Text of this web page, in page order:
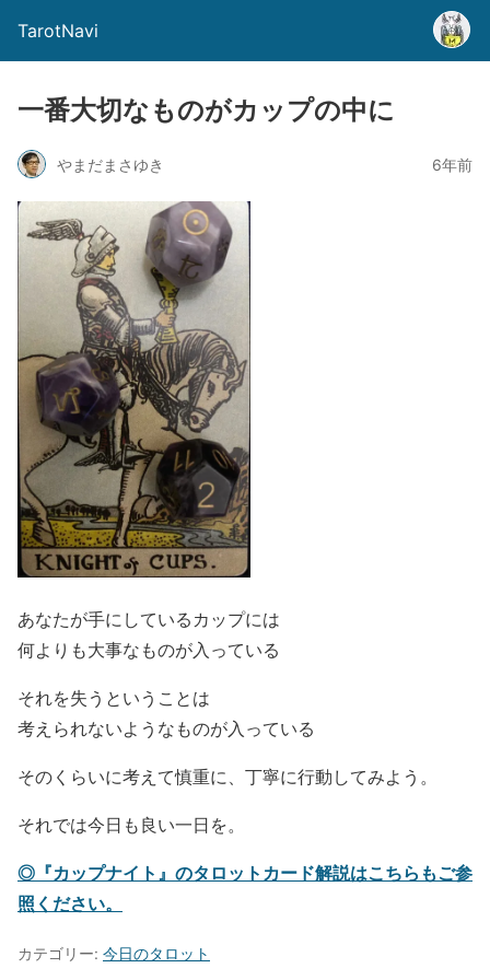
TarotNavi
一番大切なものがカップの中に
やまだまさゆき 6年前
あなたが手にしているカップには
何よりも大事なものが入っている
それを失うということは
考えられないようなものが入っている
そのくらいに考えて慎重に、丁寧に行動してみよう。
それでは今日も良い一日を。
◎『カップナイト』のタロットカード解説はこちらもご参
照ください。
カテゴリー: 今日のタロット